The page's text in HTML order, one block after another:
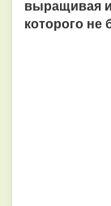
выращивая
которого не